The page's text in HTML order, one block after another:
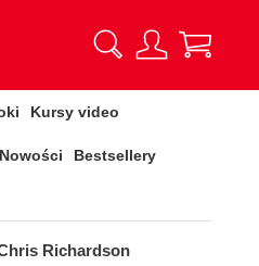
Kursy video
Nowości Bestsellery
Richardson